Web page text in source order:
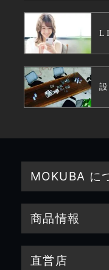
MOKUBA に
商品情報
直営店